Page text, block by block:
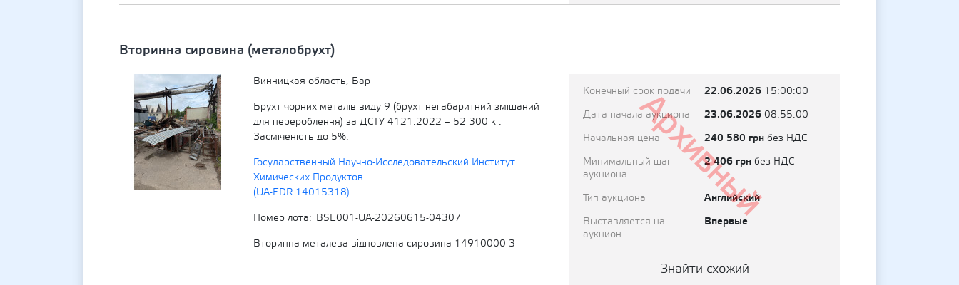
Вторинна сировина (металобрухт)
Винницкая область, Бар
Брухт чорних металів виду 9 (брухт негабаритний змішаний
для перероблення) за ДСТУ 4121:2022 – 52 300 кг.
Засміченість до 5%.
Государственный Научно-Исследовательский Институт
Химических Продуктов
(UA-EDR 14015318)
Номер лота
BSE001-UA-20260615-04307
Вторинна металева відновлена сировина 14910000-3
Архивный
Конечный срок подачи 22.06.2026 15:00:00
Дата начала аукциона
23.06.2026 08:55:00
Начальная цена
240 580 грн без НДС
Минимальный шаг
аукциона
2 406 грн без НДС
Тип аукциона Английский
Выставляется на
аукцион
Впервые
Знайти схожий